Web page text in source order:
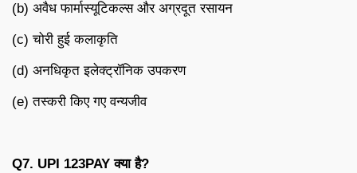
(b) अवैध फार्मास्यूटिकल्स और अग्रदूत रसायन
(c) चोरी हुई कलाकृति
(d) अनधिकृत इलेक्ट्रॉनिक उपकरण
(e) तस्करी किए गए वन्यजीव
Q7. UPI 123PAYक्या है?